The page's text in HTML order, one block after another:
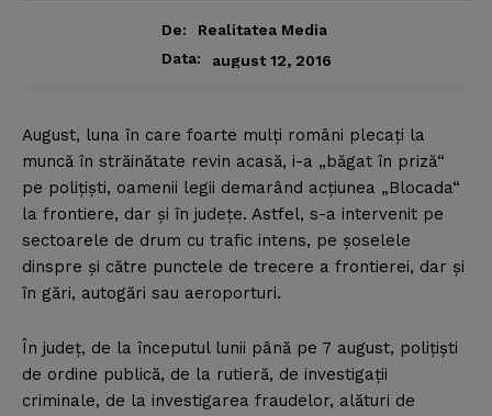
De:
Realitatea Media
Data:
august 12, 2016
August, luna în care foarte mulţi români plecaţi la
muncă în străinătate revin acasă, i-a „băgat în priză“
pe poliţişti, oamenii legii demarând acţiunea „Blocada“
la frontiere, dar şi în judeţe. Astfel, s-a intervenit pe
sectoarele de drum cu trafic intens, pe şoselele
dinspre şi către punctele de trecere a frontierei, dar şi
în gări, autogări sau aeroporturi.
În judeţ, de la începutul lunii până pe 7 august, poliţişti
de ordine publică, de la rutieră, de investigaţii
criminale, de la investigarea fraudelor, alături de